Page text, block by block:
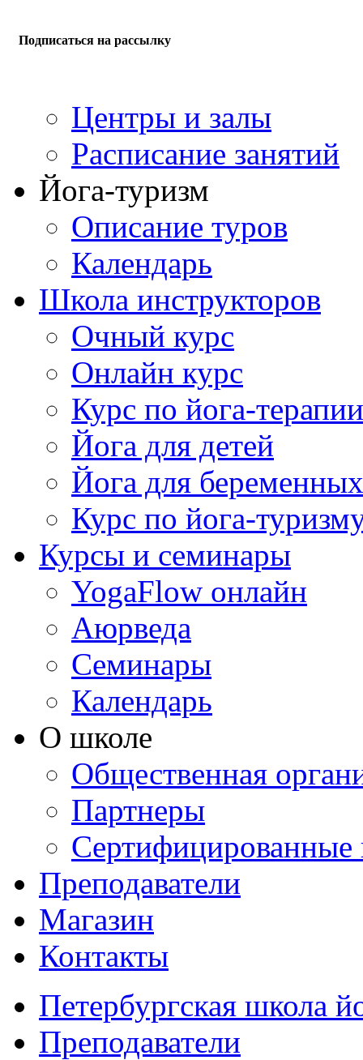
Подписаться на рассылку
Центры и залы
Расписание занятий
Йога-туризм
Описание туров
Календарь
Школа инструкторов
Очный курс
Онлайн курс
Курс по йога-терапии
Йога для детей
Йога для беременных
Курс по йога-
Курсы и семинары
YogaFlow онлайн
Аюрведа
Семинары
Календарь
О школе
Общественная
Партнеры
Сертифицированные
Преподаватели
Магазин
Контакты
Петербургская школа
Преподаватели